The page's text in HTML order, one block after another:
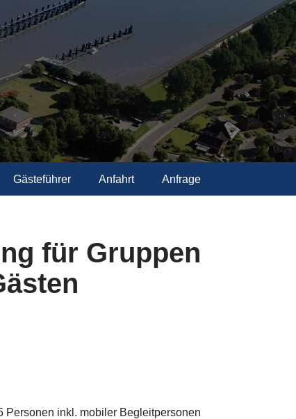
Gästeführer Anfahrt Anfrage
für Gruppen
Personen inkl. mobiler Begleitpersonen